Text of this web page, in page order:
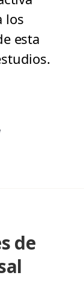
los
esta
de